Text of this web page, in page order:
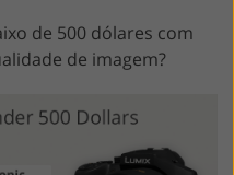
de 500 dólares com
de imagem?